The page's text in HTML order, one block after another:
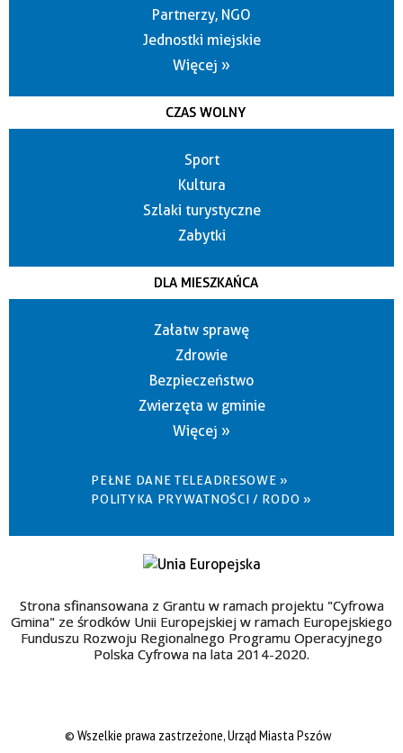
Partnerzy, NGO
Jednostki miejskie
Więcej »
CZAS WOLNY
Sport
Kultura
Szlaki turystyczne
Zabytki
DLA MIESZKAŃCA
Załatw sprawę
Zdrowie
Bezpieczeństwo
Zwierzęta w gminie
Więcej »
PEŁNE DANE TELEADRESOWE »
POLITYKA PRYWATNOŚCI / RODO »
Strona sfinansowana z Grantu w ramach projektu "Cyfrowa
Gmina" ze środków Unii Europejskiej w ramach Europejskiego
Funduszu Rozwoju Regionalnego Programu Operacyjnego
Polska Cyfrowa na lata 2014-2020.
© Wszelkie prawa zastrzeżone, Urząd Miasta Pszów